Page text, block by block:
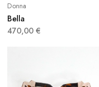
Donna
Bella
470,00 €